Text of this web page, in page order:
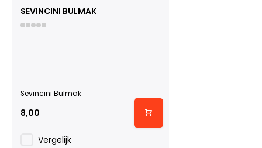
SEVINCINI BULMAK
Sevincini Bulmak
8,00
Vergelijk